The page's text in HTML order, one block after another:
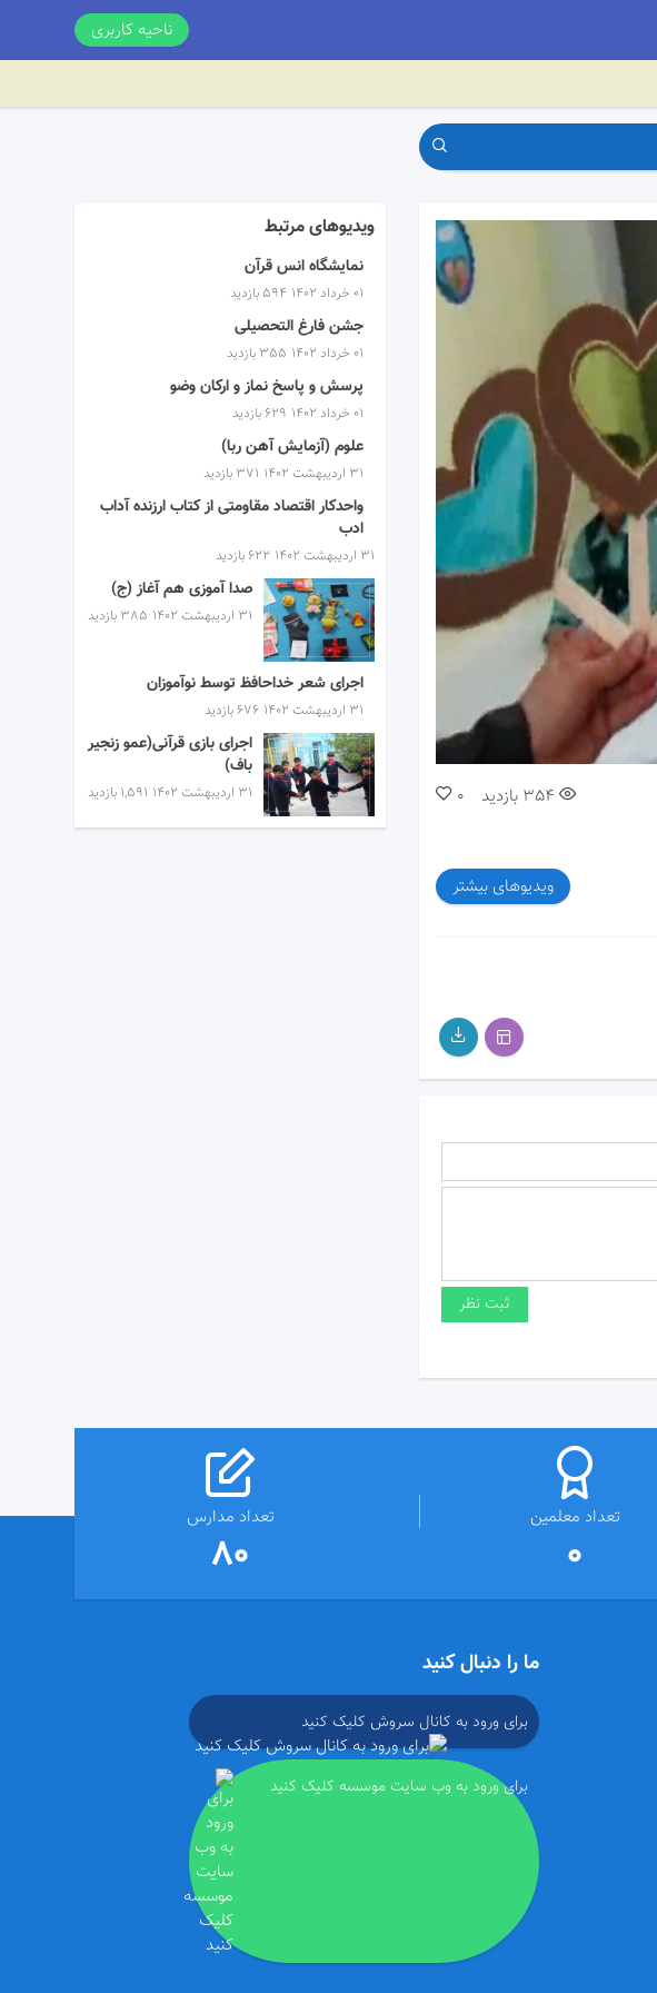
ناحیه کاربری
00:00
0 354 بازدید
ویدیوهای بیشتر
ویدیوهای مرتبط
نمایشگاه انس قرآن
۰۱ خرداد ۱۴۰۲ 594 بازدید
جشن فارغ التحصیلی
۰۱ خرداد ۱۴۰۲ 355 بازدید
پرسش و پاسخ نماز و ارکان وضو
۰۱ خرداد ۱۴۰۲ 629 بازدید
علوم (آزمایش آهن ربا)
۳۱ اردیبهشت ۱۴۰۲ 371 بازدید
واحدکار اقتصاد مقاومتی از کتاب ارزنده آداب
ادب
۳۱ اردیبهشت ۱۴۰۲ 622 بازدید
صدا آموزی هم آغاز (ج)
۳۱ اردیبهشت ۱۴۰۲ 385 بازدید
اجرای شعر خداحافظ توسط نوآموزان
۳۱ اردیبهشت ۱۴۰۲ 676 بازدید
اجرای بازی قرآنی(عمو زنجیر
باف)
۳۱ اردیبهشت ۱۴۰۲ 1,591 بازدید
تعداد معلمین
0
تعداد مدارس
80
ما را دنبال کنید
برای ورود به کانال سروش کلیک کنید
برای ورود به وب سایت موسسه کلیک کنید